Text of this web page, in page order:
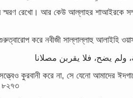
স্মরণ রেখো। আর কেউ আল্লাহর শাআইরকে
করে নবীজী সাল্লাল্লাহু আলাইহি
يضح، فلا يقربن مصلانا
সত্ত্বেও কুরবানী করে না, সে যেনো আমাদের
৮২৭৩